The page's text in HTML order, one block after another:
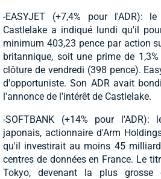
-EASYJET (+7,4% pour l'ADR):
Castlelake a indiqué lundi qu'il
minimum 403,23 pence par action
britannique, soit une prime de
clôture de vendredi (398 pence).
d'opportuniste. Son ADR avait
l'annonce de l'intérêt de Castlelake.
-SOFTBANK (+14% pour l'ADR):
japonais, actionnaire d'Arm
qu'il investirait au moins 45
centres de données en France. Le
Tokyo, devenant la plus grosse